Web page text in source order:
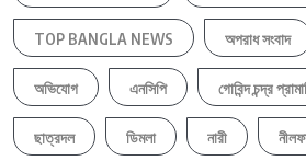
TOP BANGLA NEWS অপরাধ সংবাদ
অভিযোগ এনসিপি গোবিন্দ চন্দ্র
ছাত্রদল ডিমলা নারী